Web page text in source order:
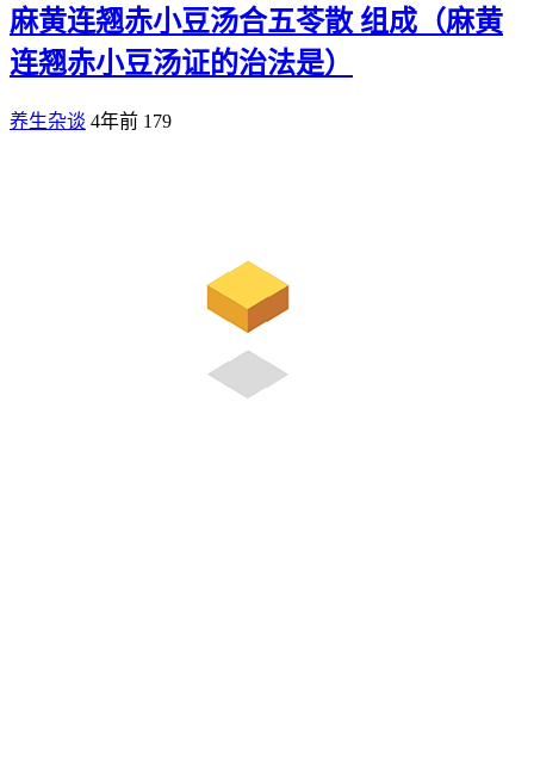
麻黄连翘赤小豆汤合五苓散 组成（麻黄
连翘赤小豆汤证的治法是）
养生杂谈 4年前 179